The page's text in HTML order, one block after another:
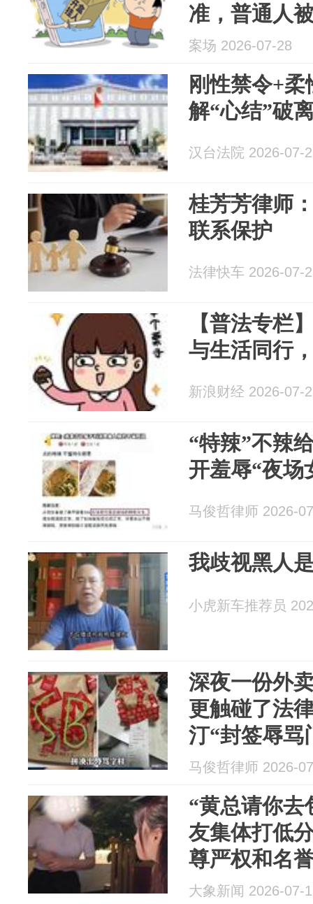
准，普通人
止损
案场 2026-07-28
刚性禁令+
解“心结”破
汉台法院 2026-07-
桂芳芳律师
联系保护
法律快车 2026-07-
【普法专栏
与生活同行
新浪财经 2026-07-
“特辣”不辣
开羞辱“夜场
马俊哲律师 2026-
我歧视黑人
小虎新车推荐员
深夜一份外
更触碰了法
汀“封签辱骂
马俊哲律师 2026-
“黄总请你去
友集体打低
尊严权和名
大象新闻 2026-07-